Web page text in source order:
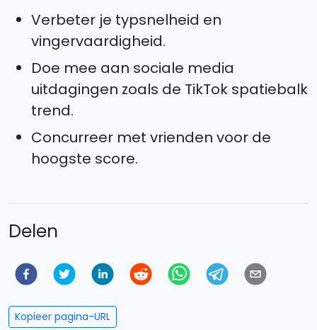
Verbeter je typsnelheid en
vingervaardigheid.
Doe mee aan sociale media
uitdagingen zoals de TikTok spatiebalk
trend.
Concurreer met vrienden voor de
hoogste score.
Delen
Kopieer pagina-URL